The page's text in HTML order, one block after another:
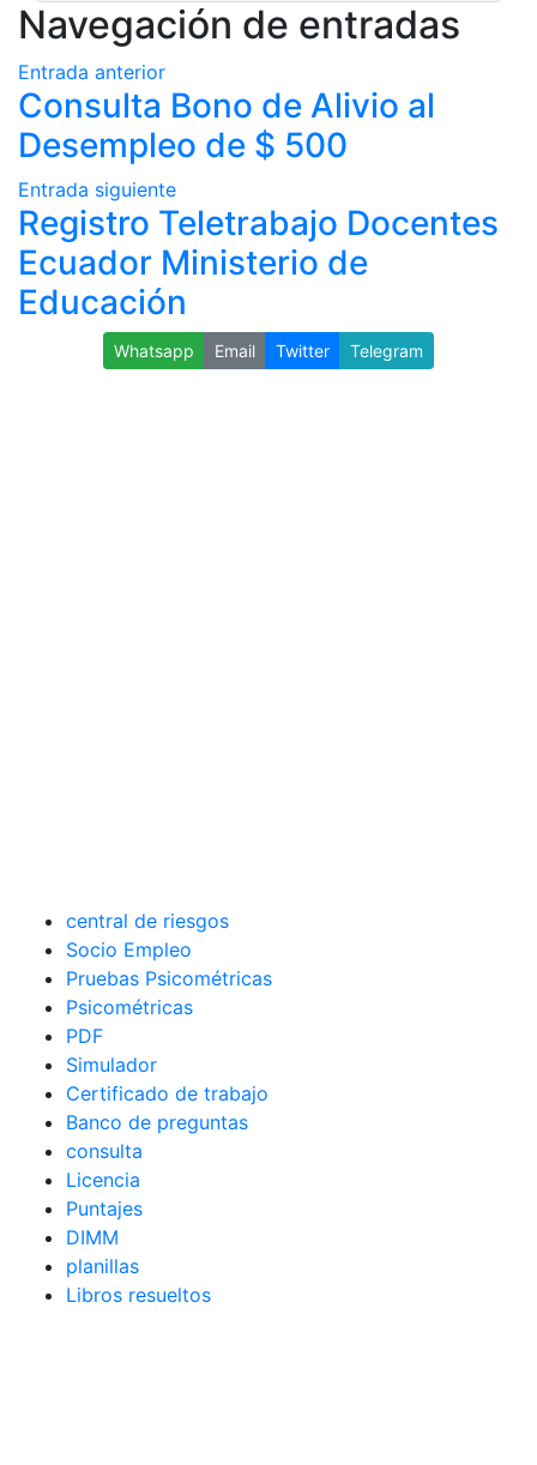
Navegación de entradas
Entrada anterior
Consulta Bono de Alivio al
Desempleo de $ 500
Entrada siguiente
Registro Teletrabajo Docentes
Ecuador Ministerio de
Educación
Whatsapp Email Twitter Telegram
central de riesgos
Socio Empleo
Pruebas Psicométricas
Psicométricas
PDF
Simulador
Certificado de trabajo
Banco de preguntas
consulta
Licencia
Puntajes
DIMM
planillas
Libros resueltos